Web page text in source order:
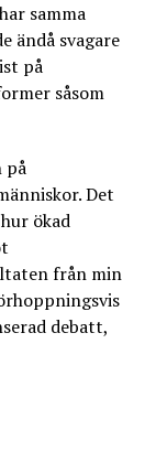
samma
ändå svagare
på
såsom
på
Det
ökad
från min
debatt,